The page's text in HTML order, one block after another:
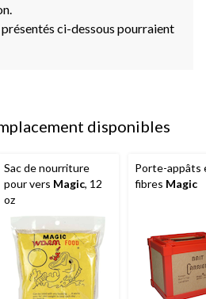
ci-dessous pourraient
disponibles
Sac de nourriture
pour vers Magic, 12
oz
Porte-appâts
fibres Magic